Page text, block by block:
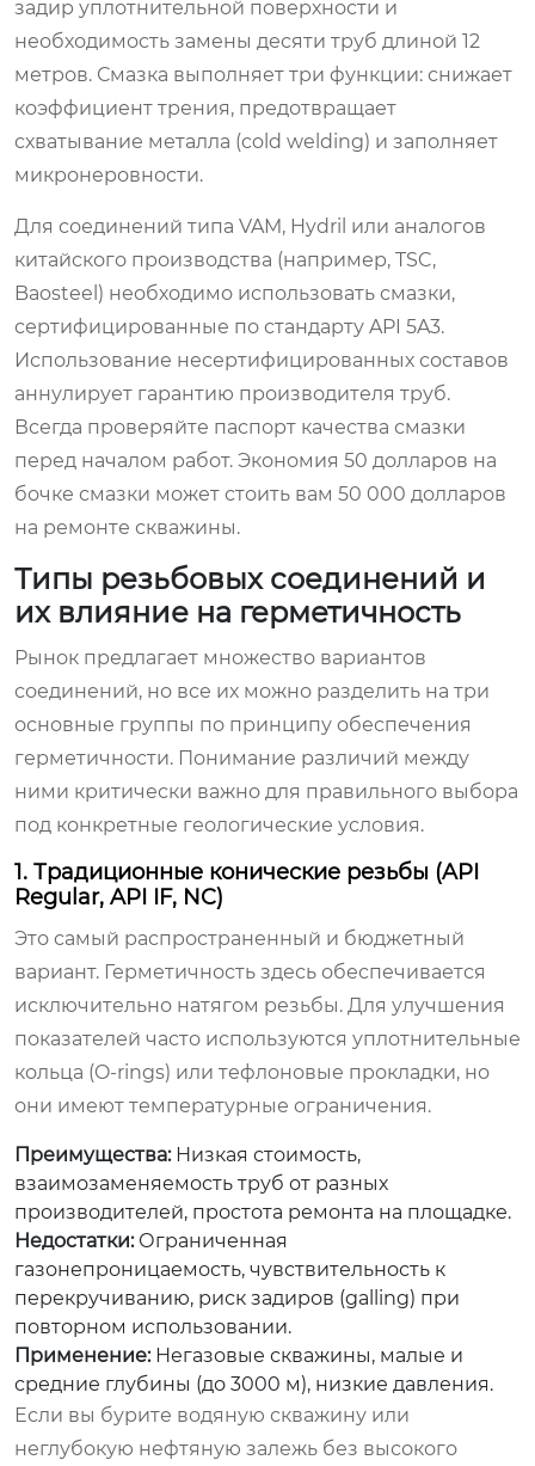
задир уплотнительной поверхности и
необходимость замены десяти труб длиной 12
метров. Смазка выполняет три функции: снижает
коэффициент трения, предотвращает
схватывание металла (cold welding) и заполняет
микронеровности.
Для соединений типа VAM, Hydril или аналогов
китайского производства (например, TSC,
Baosteel) необходимо использовать смазки,
сертифицированные по стандарту API 5A3.
Использование несертифицированных составов
аннулирует гарантию производителя труб.
Всегда проверяйте паспорт качества смазки
перед началом работ. Экономия 50 долларов на
бочке смазки может стоить вам 50 000 долларов
на ремонте скважины.
Типы резьбовых соединений и
их влияние на герметичность
Рынок предлагает множество вариантов
соединений, но все их можно разделить на три
основные группы по принципу обеспечения
герметичности. Понимание различий между
ними критически важно для правильного выбора
под конкретные геологические условия.
1. Традиционные конические резьбы (API
Regular, API IF, NC)
Это самый распространенный и бюджетный
вариант. Герметичность здесь обеспечивается
исключительно натягом резьбы. Для улучшения
показателей часто используются уплотнительные
кольца (O-rings) или тефлоновые прокладки, но
они имеют температурные ограничения.
Преимущества:Низкая стоимость,
взаимозаменяемость труб от разных
производителей, простота ремонта на площадке.
Недостатки:Ограниченная
газонепроницаемость, чувствительность к
перекручиванию, риск задиров (galling) при
повторном использовании.
Применение:Негазовые скважины, малые и
средние глубины (до 3000 м), низкие давления.
Если вы бурите водяную скважину или
неглубокую нефтяную залежь без высокого